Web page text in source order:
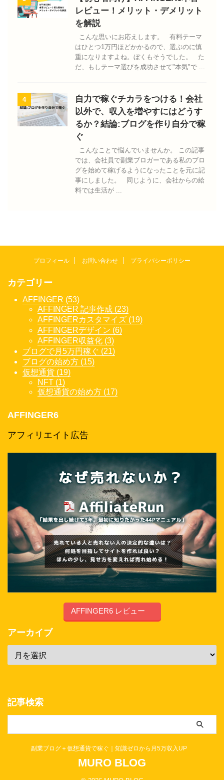
レビュー！メリット・デメリット
を解説
こんな思いにお応えします。 有料テーマ
はひとつ1万円ほどかかるので、選ぶのに慎
重になりますよね。ぼくもそうでした。 た
だ、もしテーマ選びを成功させて"本気"で ...
4
自力で稼ぐチカラをつける！会社
以外で、収入を増やすにはどうす
るか？結論:ブログを作り自分で稼
ぐ
こんなことで悩んでいませんか。 この記事
では、会社員で副業ブロガーである私のブロ
グを始めて稼げるようになったことを元に記
事にしました。 同じように、会社からの給
料では生活が ...
プロフィール お問い合わせ プライバシーポリシー
カテゴリー
AFFINGER (53)
AFFINGER 記事作成 (23)
AFFINGERカスタマイズ (19)
AFFINGERデザイン (6)
AFFINGER収益化 (3)
ブログで月5万円稼ぐ (21)
ブログの始め方 (15)
仮想通貨 (19)
NFT (1)
仮想通貨の始め方 (17)
AFFINGER6
アフィリエイト広告
AFFINGER6 レビュー
アーカイブ
記事検索
副業ブログ＋仮想通貨で稼ぐ｜知識ゼロから月5万収入UP
MURO BLOG